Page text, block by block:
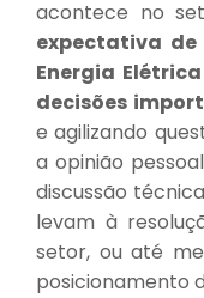
acontece no
expectativa
Energia
decisões
e agilizando
a opinião
discussão
levam à
setor, ou até
posicionamento